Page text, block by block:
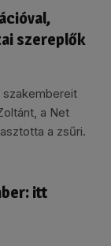
szereplők
szakembereit
a Net
a zsűri.
itt